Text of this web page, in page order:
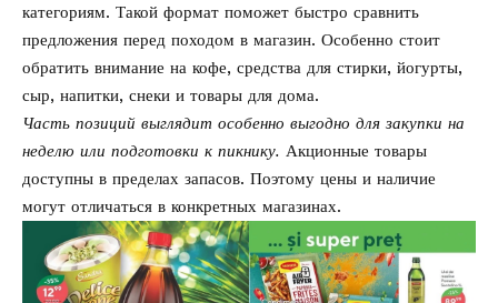
категориям. Такой формат поможет быстро сравнить
предложения перед походом в магазин. Особенно стоит
обратить внимание на кофе, средства для стирки, йогурты,
сыр, напитки, снеки и товары для дома.
Часть позиций выглядит особенно выгодно для закупки на
неделю или подготовки к пикнику. Акционные товары
доступны в пределах запасов. Поэтому цены и наличие
могут отличаться в конкретных магазинах.